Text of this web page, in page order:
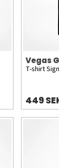
Vegas
T-shirt
449